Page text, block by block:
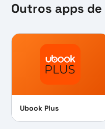
Outros apps de
Ubook Plus